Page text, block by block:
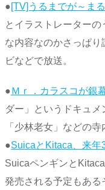
●[TV]うるまでが～まる
とイラストレーター
な内容なのかさっぱ
ビなどで放送。
●Ｍｒ．カラスコが銀
ダー」というドキュ
「少林老女」などの寺
●SuicaとKitaca、来年
Suicaペンギンと
発売される予定もある